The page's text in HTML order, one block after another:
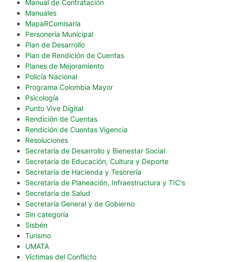
Manual de Contratación
Manuales
MapaRComisaría
Personería Municipal
Plan de Desarrollo
Plan de Rendición de Cuentas
Planes de Mejoramiento
Policía Nacional
Programa Colombia Mayor
Psicología
Punto Vive Digital
Rendición de Cuentas
Rendición de Cuentas Vigencia
Resoluciones
Secretaría de Desarrollo y Bienestar Social
Secretaría de Educación, Cultura y Deporte
Secretaría de Hacienda y Tesorería
Secretaría de Planeación, Infraestructura y TIC's
Secretaría de Salud
Secretaría General y de Gobierno
Sin categoría
Sisbén
Turismo
UMATA
Víctimas del Conflicto